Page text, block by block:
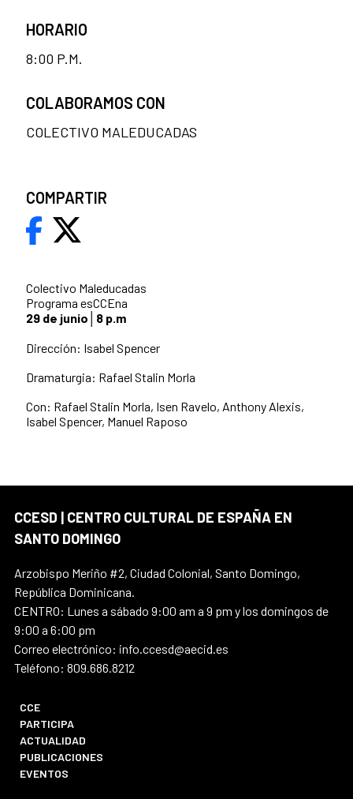
Colectivo Maleducadas
Programa esCCEna
29 de junio│8 p.m
Dirección: Isabel Spencer
Dramaturgia: Rafael Stalin Morla
Con: Rafael Stalin Morla, Isen Ravelo, Anthony Alexis,
Isabel Spencer, Manuel Raposo
HORARIO
8:00 P.M.
COLABORAMOS CON
COLECTIVO MALEDUCADAS
COMPARTIR
CCESD | CENTRO CULTURAL DE ESPAÑA EN
SANTO DOMINGO
Arzobispo Meriño #2, Ciudad Colonial, Santo Domingo,
República Dominicana.
CENTRO: Lunes a sábado 9:00 am a 9 pm y los domingos de
9:00 a 6:00 pm
Correo electrónico: info.ccesd@aecid.es
Teléfono: 809.686.8212
CCE
PARTICIPA
ACTUALIDAD
PUBLICACIONES
EVENTOS